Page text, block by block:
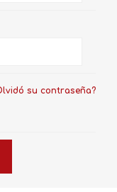
su contraseña?